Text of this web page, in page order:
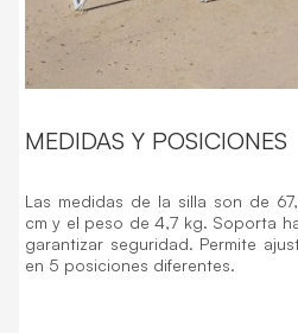
MEDIDAS Y POSICIONES
Las medidas de la silla son de
cm y el peso de 4,7 kg. Soporta
garantizar seguridad. Permite
en 5 posiciones diferentes.